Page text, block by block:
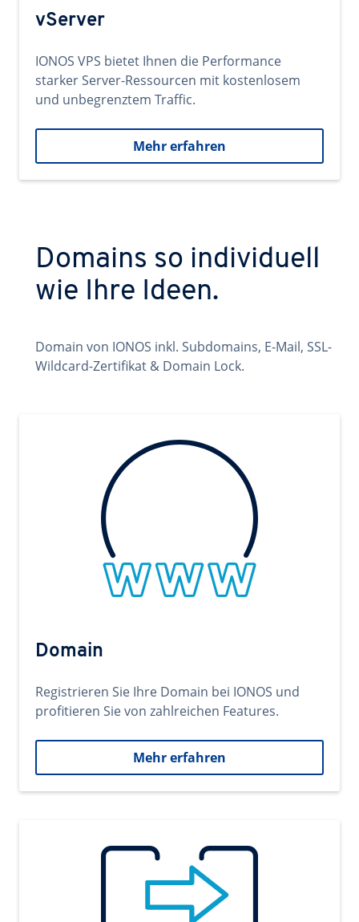
vServer
IONOS VPS bietet Ihnen die Performance
starker Server-Ressourcen mit kostenlosem
und unbegrenztem Traffic.
Mehr erfahren
Domains so individuell
wie Ihre Ideen.
Domain von IONOS inkl. Subdomains, E-Mail, SSL-
Wildcard-Zertifikat & Domain Lock.
Domain
Registrieren Sie Ihre Domain bei IONOS und
profitieren Sie von zahlreichen Features.
Mehr erfahren